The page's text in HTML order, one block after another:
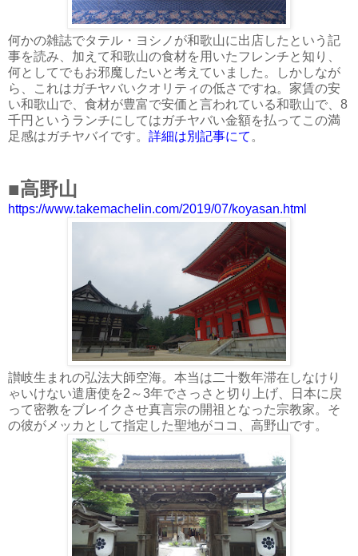
何かの雑誌でタテル・ヨシノが和歌山に出店したという記
事を読み、加えて和歌山の食材を用いたフレンチと知り、
何としてでもお邪魔したいと考えていました。しかしなが
ら、これはガチヤバいクオリティの低さですね。家賃の安
い和歌山で、食材が豊富で安価と言われている和歌山で、8
千円というランチにしてはガチヤバい金額を払ってこの満
足感はガチヤバイです。 詳細は別記事にて 。
■高野山
https://www.takemachelin.com/2019/07/koyasan.html
讃岐生まれの弘法大師空海。本当は二十数年滞在しなけり
ゃいけない遣唐使を2～3年でさっさと切り上げ、日本に戻
って密教をブレイクさせ真言宗の開祖となった宗教家。そ
の彼がメッカとして指定した聖地がココ、高野山です。